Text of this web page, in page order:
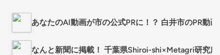
あなたのAI動画が市の公式PRに！？ 白井市のPR動
なんと新聞に掲載！ 千葉県Shiroi-shi×Metagri研究